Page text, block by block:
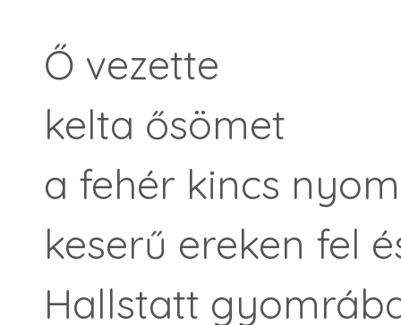
Ő vezette
kelta ősömet
a fehér kincs
keserű ereken fel
Hallstatt